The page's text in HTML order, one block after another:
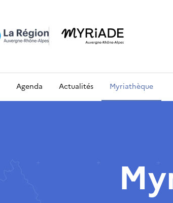
Agenda Actualités Myriathèque